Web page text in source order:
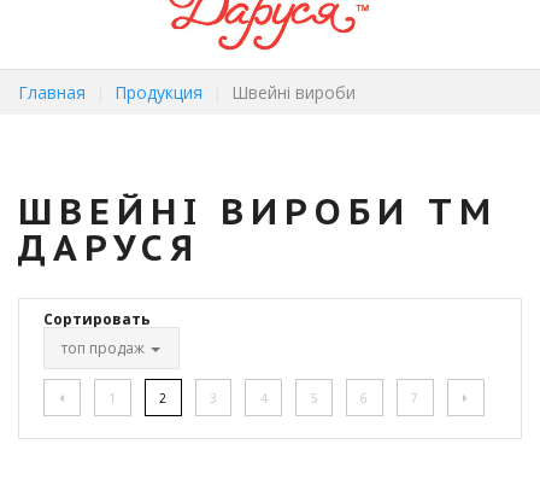
Главная Продукция Швейні вироби
ШВЕЙНІ ВИРОБИ ТМ
ДАРУСЯ
Сортировать
топ продаж
1 2 3 4 5 6 7